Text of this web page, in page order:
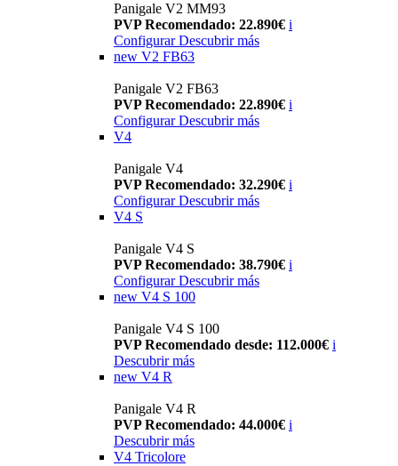
Panigale V2 MM93
PVP Recomendado: 22.890€ i
Configurar Descubrir más
new V2 FB63
Panigale V2 FB63
PVP Recomendado: 22.890€ i
Configurar Descubrir más
V4
Panigale V4
PVP Recomendado: 32.290€ i
Configurar Descubrir más
V4 S
Panigale V4 S
PVP Recomendado: 38.790€ i
Configurar Descubrir más
new V4 S 100
Panigale V4 S 100
PVP Recomendado desde: 112.000€ i
Descubrir más
new V4 R
Panigale V4 R
PVP Recomendado: 44.000€ i
Descubrir más
V4 Tricolore